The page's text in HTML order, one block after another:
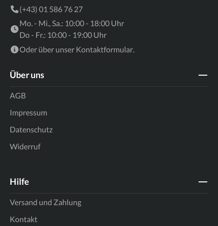
(+43) 01 586 76 27
Mo. - Mi., Sa.: 10:00 - 18:00 Uhr
Do - Fr.: 10:00 - 19:00 Uhr
Oder über unser Kontaktformular.
Über uns
AGB
Impressum
Datenschutz
Widerruf
Hilfe
Versand und Zahlung
Kontakt